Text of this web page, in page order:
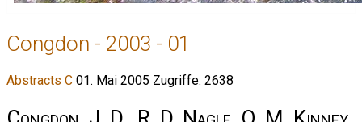
Congdon - 2003 - 01
Abstracts C 01. Mai 2005 Zugriffe: 2638